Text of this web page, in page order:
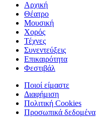
Αρχική
Θέατρο
Μουσική
Χορός
Τέχνες
Συνεντεύξεις
Επικαιρότητα
Φεστιβάλ
Ποιοί είμαστε
Διαφήμιση
Πολιτική Cookies
Προσωπικά δεδομένα